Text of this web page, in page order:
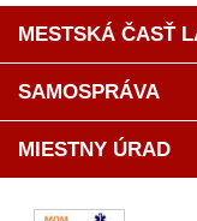
MESTSKÁ ČASŤ
SAMOSPRÁVA
MIESTNY ÚRAD